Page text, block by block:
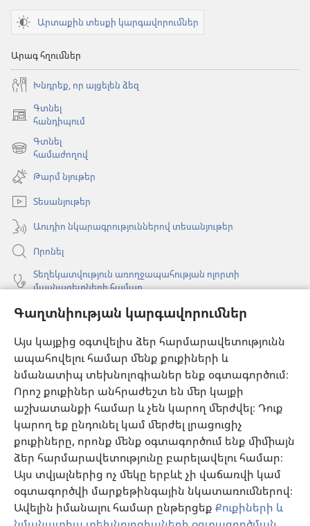
Գաղտնիության կարգավորումներ
Այս կայքից օգտվելիս ձեր հարմարավետությունն
ապահովելու համար մենք քուքիների և
նմանատիպ տեխնոլոգիաներ ենք օգտագործում։
Որոշ քուքիներ անհրաժեշտ են մեր կայքի
աշխատանքի համար և չեն կարող մերժվել։ Դուք
կարող եք ընդունել կամ մերժել լրացուցիչ
քուքիները, որոնք մենք օգտագործում ենք միմիայն
ձեր հարմարավետությունը բարելավելու համար։
Այս տվյալներից ոչ մեկը երբևէ չի վաճառվի կամ
օգտագործվի մարքեթինգային նկատառումներով։
Ավելին իմանալու համար ընթերցեք Քուքիների և
Արտաքին տեսքի կարգավորումներ
Արագ հղումներ
Խնդրեք, որ այցելեն ձեզ
Գտնել
հանդիպում
(բացվում
նոր
պատուհան)
Գտնել
համաժողով
(բացվում
նոր
պատուհան)
Թարմ նյութեր
Տեսանյութեր
Աուդիո նկարագրություններով տեսանյութեր
Որոնել
Տեղեկատվություն առողջապահության ոլորտի
մասնագետների համար
Գլոբալ հաղորդակցություն
Օգնություն
Նվիրատվություններ
(բացվում
է
նոր
պատուհան)
Դիտարանի ՕՆԼԱՅՆ ԳՐԱԴԱՐԱՆ
(բացվում
է
նոր
պատուհան)
JW Hub
(բացվում
է
նոր
պատուհան)
JW Library® հավելված
Watchtower Library